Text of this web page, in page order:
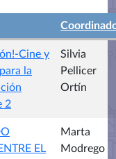
Cine y
la
2
Silvia
Pellicer
Ortín
EL
Marta
Modrego